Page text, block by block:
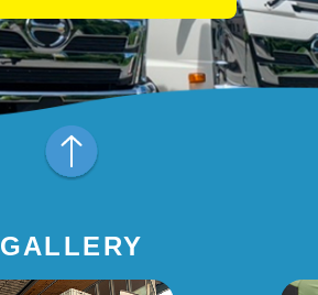
GALLERY